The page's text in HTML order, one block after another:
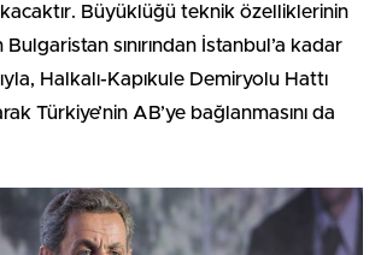
Büyüklüğü teknik özelliklerinin
Bulgaristan sınırından İstanbul’a kadar
Halkalı-Kapıkule Demiryolu Hattı
Türkiye’nin AB’ye bağlanmasını da